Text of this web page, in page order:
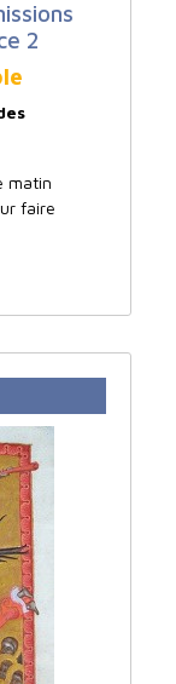
2
matin
faire